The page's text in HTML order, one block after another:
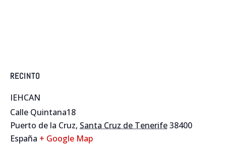
RECINTO
IEHCAN
Calle Quintana18
Puerto de la Cruz, Santa Cruz de Tenerife38400
España + Google Map